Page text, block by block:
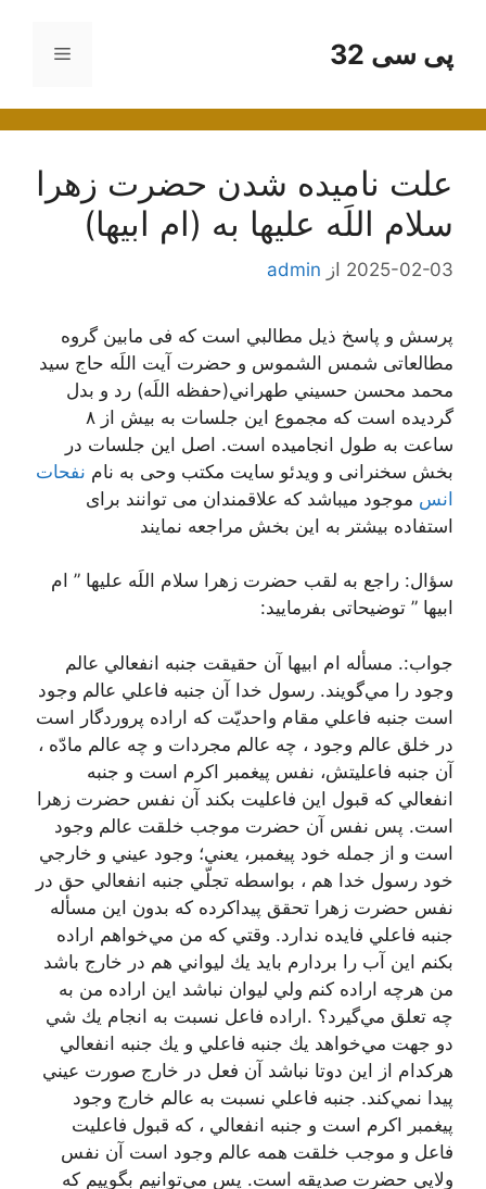
محتواپی سی 32 فهرست
علت نامیده شدن حضرت زهرا
سلام اللَه عليها به (ام ابیها)
2025-02-03 از admin
پرسش و پاسخ ذیل مطالبي است که فی مابین گروه
مطالعاتی شمس الشموس و حضرت آیت اللَه حاج سید
محمد محسن حسيني طهراني(حفظه اللَه) رد و بدل
گردیده است که مجموع این جلسات به بیش از ٨
ساعت به طول انجامیده است. اصل این جلسات در
بخش سخنرانی و ویدئو سایت مکتب وحی به نام نفحات
انس موجود میباشد که علاقمندان می توانند برای
استفاده بیشتر به این بخش مراجعه نمایند
سؤال: راجع به لقب حضرت زهرا سلام اللَه علیها ” ام
ابيها ” توضيحاتی بفرمایید:
جواب:. مسأله ام ابيها آن حقيقت جنبه انفعالي عالم
وجود را مي‌گويند. رسول خدا آن جنبه فاعلي عالم وجود
است جنبه فاعلي مقام واحديّت كه اراده پروردگار است
در خلق عالم وجود ، چه عالم مجردات و چه عالم مادّه ،
آن جنبه فاعليتش، نفس پيغمبر اكرم است و جنبه
انفعالي كه قبول اين فاعليت بكند آن نفس حضرت زهرا
است. پس نفس آن حضرت موجب خلقت عالم وجود
است و از جمله خود پيغمبر، يعني؛ وجود عيني و خارجي
خود رسول خدا هم ، بواسطه تجلّي جنبه انفعالي حق در
نفس حضرت زهرا تحقق پيداكرده كه بدون اين مسأله
جنبه فاعلي فايده ندارد. وقتي كه من مي‌خواهم اراده
بكنم اين آب را بردارم بايد يك ليواني هم در خارج باشد
من هرچه اراده كنم ولي ليوان نباشد اين اراده من به
چه تعلق مي‌گيرد؟‌ .اراده فاعل نسبت به انجام يك شي
دو جهت مي‌خواهد يك جنبه فاعلي و يك جنبه انفعالي
هركدام از اين دوتا نباشد آن فعل در خارج صورت عيني
پيدا نمي‌كند. جنبه فاعلي نسبت به عالم خارج وجود
پيغمبر اكرم است و جنبه انفعالي ، که قبول فاعلیت
فاعل و موجب خلقت همه عالم وجود است آن نفس
ولايي حضرت صديقه است. پس مي‌توانيم بگوييم كه